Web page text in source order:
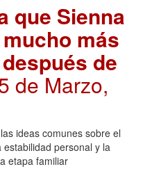
que Sienna
más
de
de Marzo,
ideas comunes sobre el
personal y la
etapa familiar